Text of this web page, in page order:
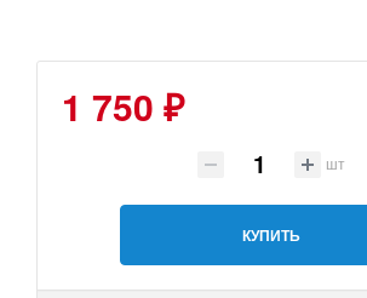
1 750 ₽
шт
КУПИТЬ